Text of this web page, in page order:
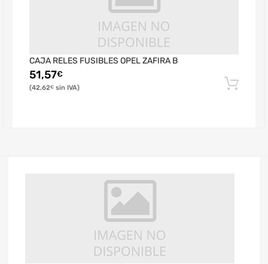
CAJA RELES FUSIBLES OPEL ZAFIRA B
51,57€
42,62€